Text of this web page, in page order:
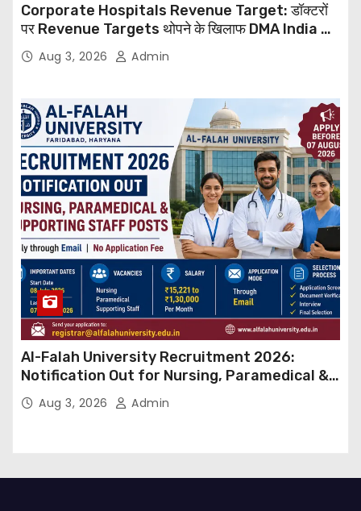
Corporate Hospitals Revenue Target: डॉक्टरों
पर Revenue Targets थोपने के खिलाफ DMA India का
बड़ा कदम, NHRC से Suo Motu जांच की मांग
Aug 3, 2026 Admin
Al-Falah University Recruitment 2026:
Notification Out for Nursing, Paramedical &
Supporting Staff Posts, Apply Through Email
Aug 3, 2026 Admin